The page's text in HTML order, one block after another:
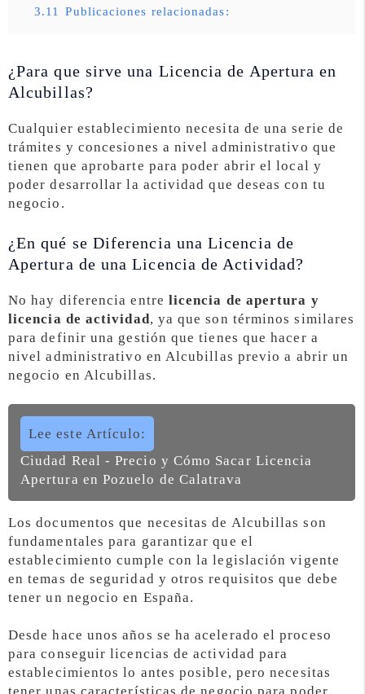
3.11
Publicaciones relacionadas:
¿Para que sirve una Licencia de Apertura en
Alcubillas?
Cualquier establecimiento necesita de una serie de
trámites y concesiones a nivel administrativo que
tienen que aprobarte para poder abrir el local y
poder desarrollar la actividad que deseas con tu
negocio.
¿En qué se Diferencia una Licencia de
Apertura de una Licencia de Actividad?
No hay diferencia entre licencia de apertura y
licencia de actividad, ya que son términos similares
para definir una gestión que tienes que hacer a
nivel administrativo en Alcubillas previo a abrir un
negocio en Alcubillas.
Lee este Artículo:
Ciudad Real - Precio y Cómo Sacar Licencia
Apertura en Pozuelo de Calatrava
Los documentos que necesitas de Alcubillas son
fundamentales para garantizar que el
establecimiento cumple con la legislación vigente
en temas de seguridad y otros requisitos que debe
tener un negocio en España.
Desde hace unos años se ha acelerado el proceso
para conseguir licencias de actividad para
establecimientos lo antes posible, pero necesitas